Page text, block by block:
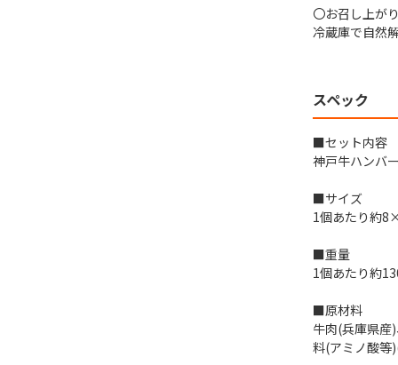
〇お召し上が
冷蔵庫で自然
スペック
■セット内容
神戸牛ハンバ
■サイズ
1個あたり約
■重量
1個あたり約
■原材料
牛肉(兵庫県産
料(アミノ酸等